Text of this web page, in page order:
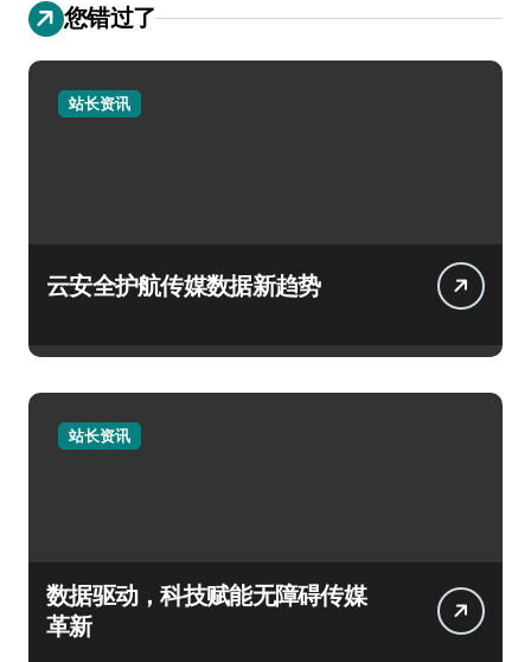
您错过了
站长资讯
云安全护航传媒数据新趋势
站长资讯
数据驱动，科技赋能无障碍传媒
革新